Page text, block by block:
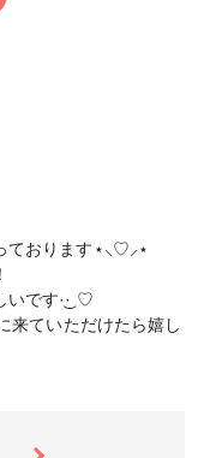
ております⋆⸜♡⸝‍⋆
いです·͜· ♡
来ていただけたら嬉し